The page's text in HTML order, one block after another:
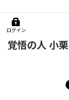
ログイン
覚悟の人 小